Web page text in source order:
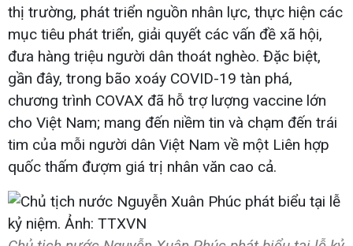
thị trường, phát triển nguồn nhân lực, thực hiện các
mục tiêu phát triển, giải quyết các vấn đề xã hội,
đưa hàng triệu người dân thoát nghèo. Đặc biệt,
gần đây, trong bão xoáy COVID-19 tàn phá,
chương trình COVAX đã hỗ trợ lượng vaccine lớn
cho Việt Nam; mang đến niềm tin và chạm đến trái
tim của mỗi người dân Việt Nam về một Liên hợp
quốc thấm đượm giá trị nhân văn cao cả.